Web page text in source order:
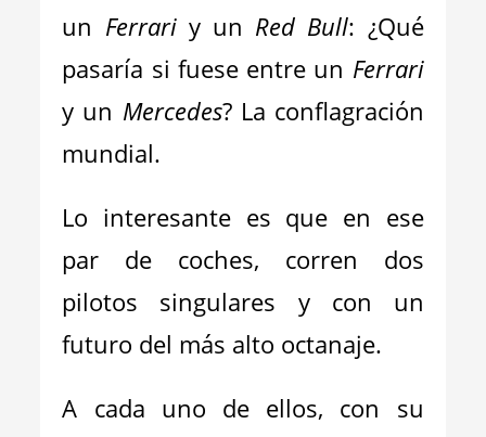
un Ferrari y un Red Bull: ¿Qué
pasaría si fuese entre un Ferrari
y un Mercedes? La conflagración
mundial.
Lo interesante es que en ese
par de coches, corren dos
pilotos singulares y con un
futuro del más alto octanaje.
A cada uno de ellos, con su